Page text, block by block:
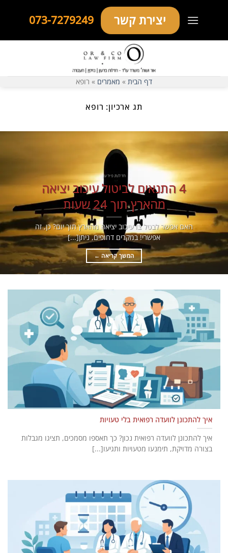
יצירת קשר 073-7279249
דף הבית » מאמרים » רופא
תג ארכיון: רופא
חדלות פירעון
4 התנאים לביטול עיכוב יציאה
מהארץ תוך 24 שעות
האם אפשר לבטל צו עיכוב יציאה מהארץ תוך יום? כן, זה
אפשרי! במקרים דחופים, ניתן[...]
המשך קריאה ←
איך להתכונן לוועדה רפואית בלי טעויות
איך להתכונן לוועדה רפואית נכון? כך תאספו מסמכים, תציגו מגבלות
בצורה מדויקת, תימנעו מטעויות ותגיעו[...]